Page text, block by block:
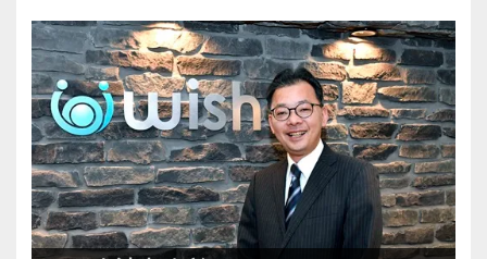
駒込駅から徒歩2分という抜群の立地にある、快
適で綺麗なオフィスです。
安定した環境で、私たちと一緒に新しい一歩を
踏み出しませんか？あなたからのご応募を、所
員一同、心より楽しみにしています！
をフォローし合う文化が根付いています。
―――【3】 豊富な法人案件で、どこでも通用
する実務能力が身につく
当事務所の顧問先は、IT、飲食、小売、不動
産、建設、製造業など、非常にバラエティ豊か
です。
様々な業種や規模の法人のお客様と接すること
―――【1】 家庭や勉強との両立を応援！「柔
軟なシフト・お休み相談」
パート・アルバイトの方にとって、最も大切な
のは「無理なく続けられること」だと考えてい
ます。
そのため、週3日〜、1日5時間〜といった柔軟な